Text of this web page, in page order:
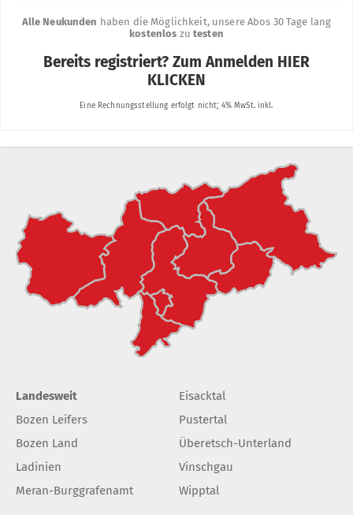
Landesweit
Bozen Leifers
Bozen Land
Ladinien
Meran-Burggrafenamt
Eisacktal
Pustertal
Überetsch-Unterland
Vinschgau
Wipptal